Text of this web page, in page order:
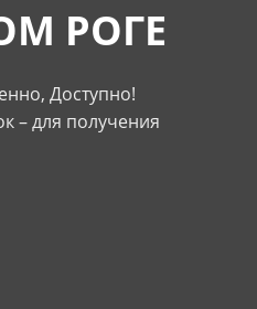
РОГЕ
Доступно!
– для получения